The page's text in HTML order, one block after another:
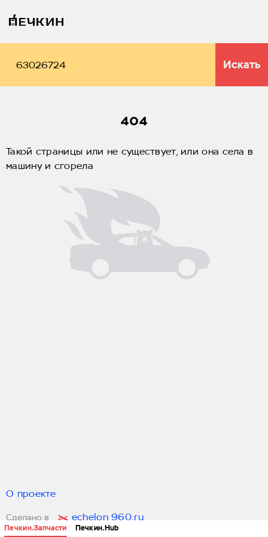
Печкин.Запчасти Печкин.Hub
Искать
404
Такой страницы или не существует, или она села в
машину и сгорела
О проекте
Сделано в echelon 960.ru